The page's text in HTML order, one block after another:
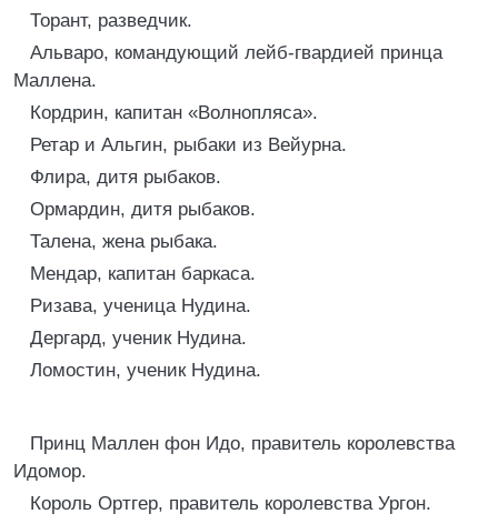
Торант, разведчик.
Альваро, командующий лейб-гвардией принца
Маллена.
Кордрин, капитан «Волнопляса».
Ретар и Альгин, рыбаки из Вейурна.
Флира, дитя рыбаков.
Ормардин, дитя рыбаков.
Талена, жена рыбака.
Мендар, капитан баркаса.
Ризава, ученица Нудина.
Дергард, ученик Нудина.
Ломостин, ученик Нудина.
Принц Маллен фон Идо, правитель королевства
Идомор.
Король Ортгер, правитель королевства Ургон.